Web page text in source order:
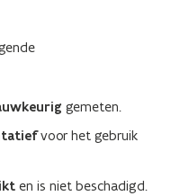
gemeten.
voor het gebruik
en is niet beschadigd.